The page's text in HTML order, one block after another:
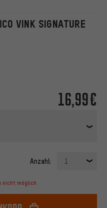
VINK SIGNATURE
16,99€
Anzahl: 1
nicht möglich